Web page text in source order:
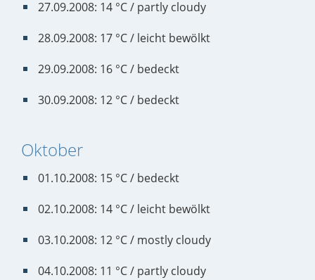
27.09.2008: 14 °C / partly cloudy
28.09.2008: 17 °C / leicht bewölkt
29.09.2008: 16 °C / bedeckt
30.09.2008: 12 °C / bedeckt
Oktober
01.10.2008: 15 °C / bedeckt
02.10.2008: 14 °C / leicht bewölkt
03.10.2008: 12 °C / mostly cloudy
04.10.2008: 11 °C / partly cloudy